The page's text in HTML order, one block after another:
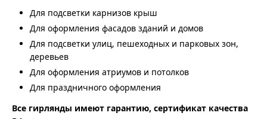
Для подсветки карнизов крыш
Для оформления фасадов зданий и домов
Для подсветки улиц, пешеходных и парковых зон,
деревьев
Для оформления атриумов и потолков
Для праздничного оформления
Все гирлянды имеют гарантию, сертификат качества